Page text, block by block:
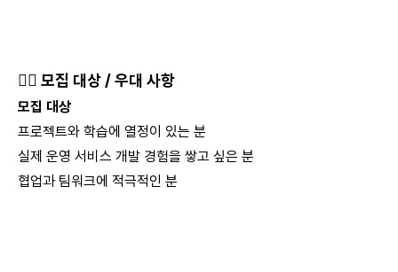
🙋‍♂ 모집 대상 / 우대 사항
모집 대상
프로젝트와 학습에 열정이 있는 분
실제 운영 서비스 개발 경험을 쌓고 싶은 분
협업과 팀워크에 적극적인 분